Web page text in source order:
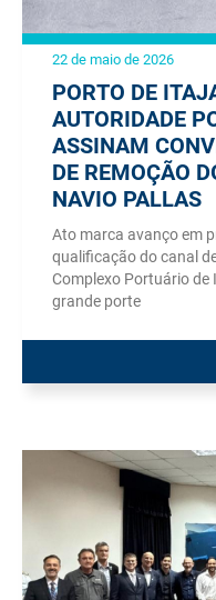
22 de maio de 2026
PORTO DE
AUTORIDADE
ASSINAM
DE REMOÇÃO
NAVIO PALLAS
Ato marca avanço em
qualificação do canal
Complexo Portuário de
grande porte